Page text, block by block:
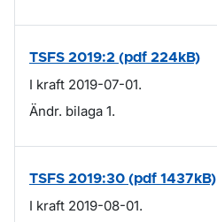
TSFS 2019:2 (pdf 224kB)
I kraft 2019-07-01.
Ändr. bilaga 1.
TSFS 2019:30 (pdf 1437kB)
I kraft 2019-08-01.